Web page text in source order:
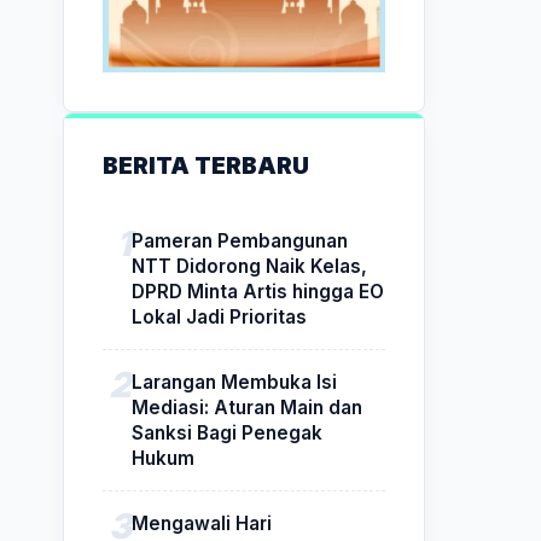
BERITA TERBARU
Pameran Pembangunan
NTT Didorong Naik Kelas,
DPRD Minta Artis hingga EO
Lokal Jadi Prioritas
Larangan Membuka Isi
Mediasi: Aturan Main dan
Sanksi Bagi Penegak
Hukum
Mengawali Hari